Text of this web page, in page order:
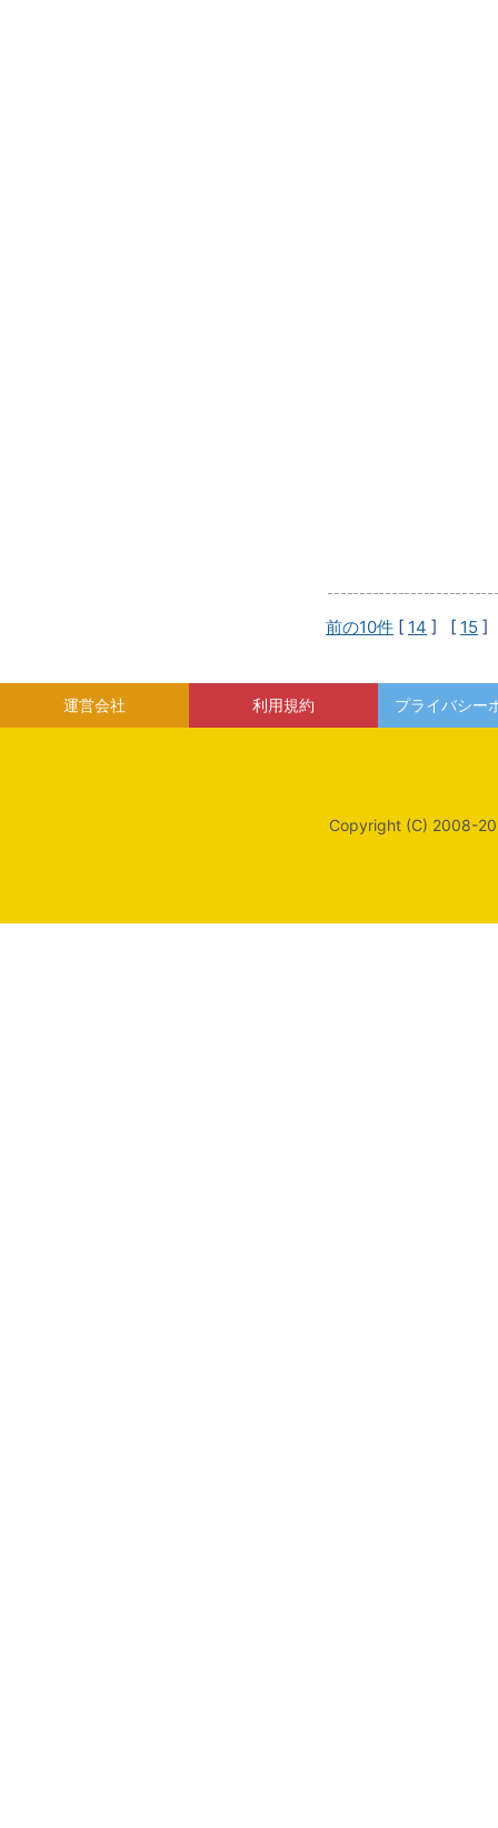
前の10件 [ 14 ] [ 15 ]
運営会社 利用規約 プライバシー
Copyright (C) 2008-